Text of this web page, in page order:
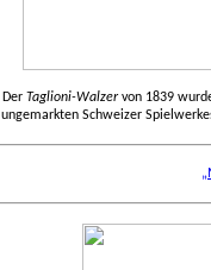
Der Taglioni-Walzervon 1839
ungemarkten Schweizer